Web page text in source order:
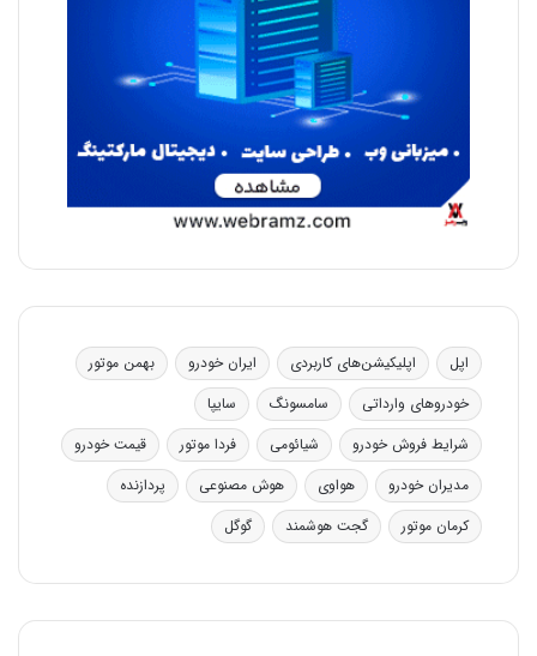
اپل اپلیکیشن‌های کاربردی ایران خودرو
بهمن موتور
خودروهای وارداتی
سامسونگ
سایپا
شرایط فروش خودرو
شیائومی فردا موتور
قیمت خودرو
مدیران خودرو
هواوی هوش مصنوعی
پردازنده
کرمان موتور
گجت هوشمند گوگل